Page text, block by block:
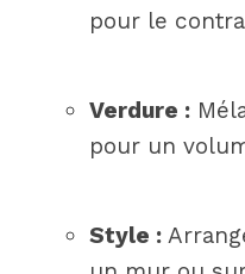
pour le
Verdure :
pour un
Style :